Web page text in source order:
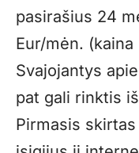
pasirašius 24
Eur/mėn.
Svajojantys
pat gali rinktis
Pirmasis skirtas